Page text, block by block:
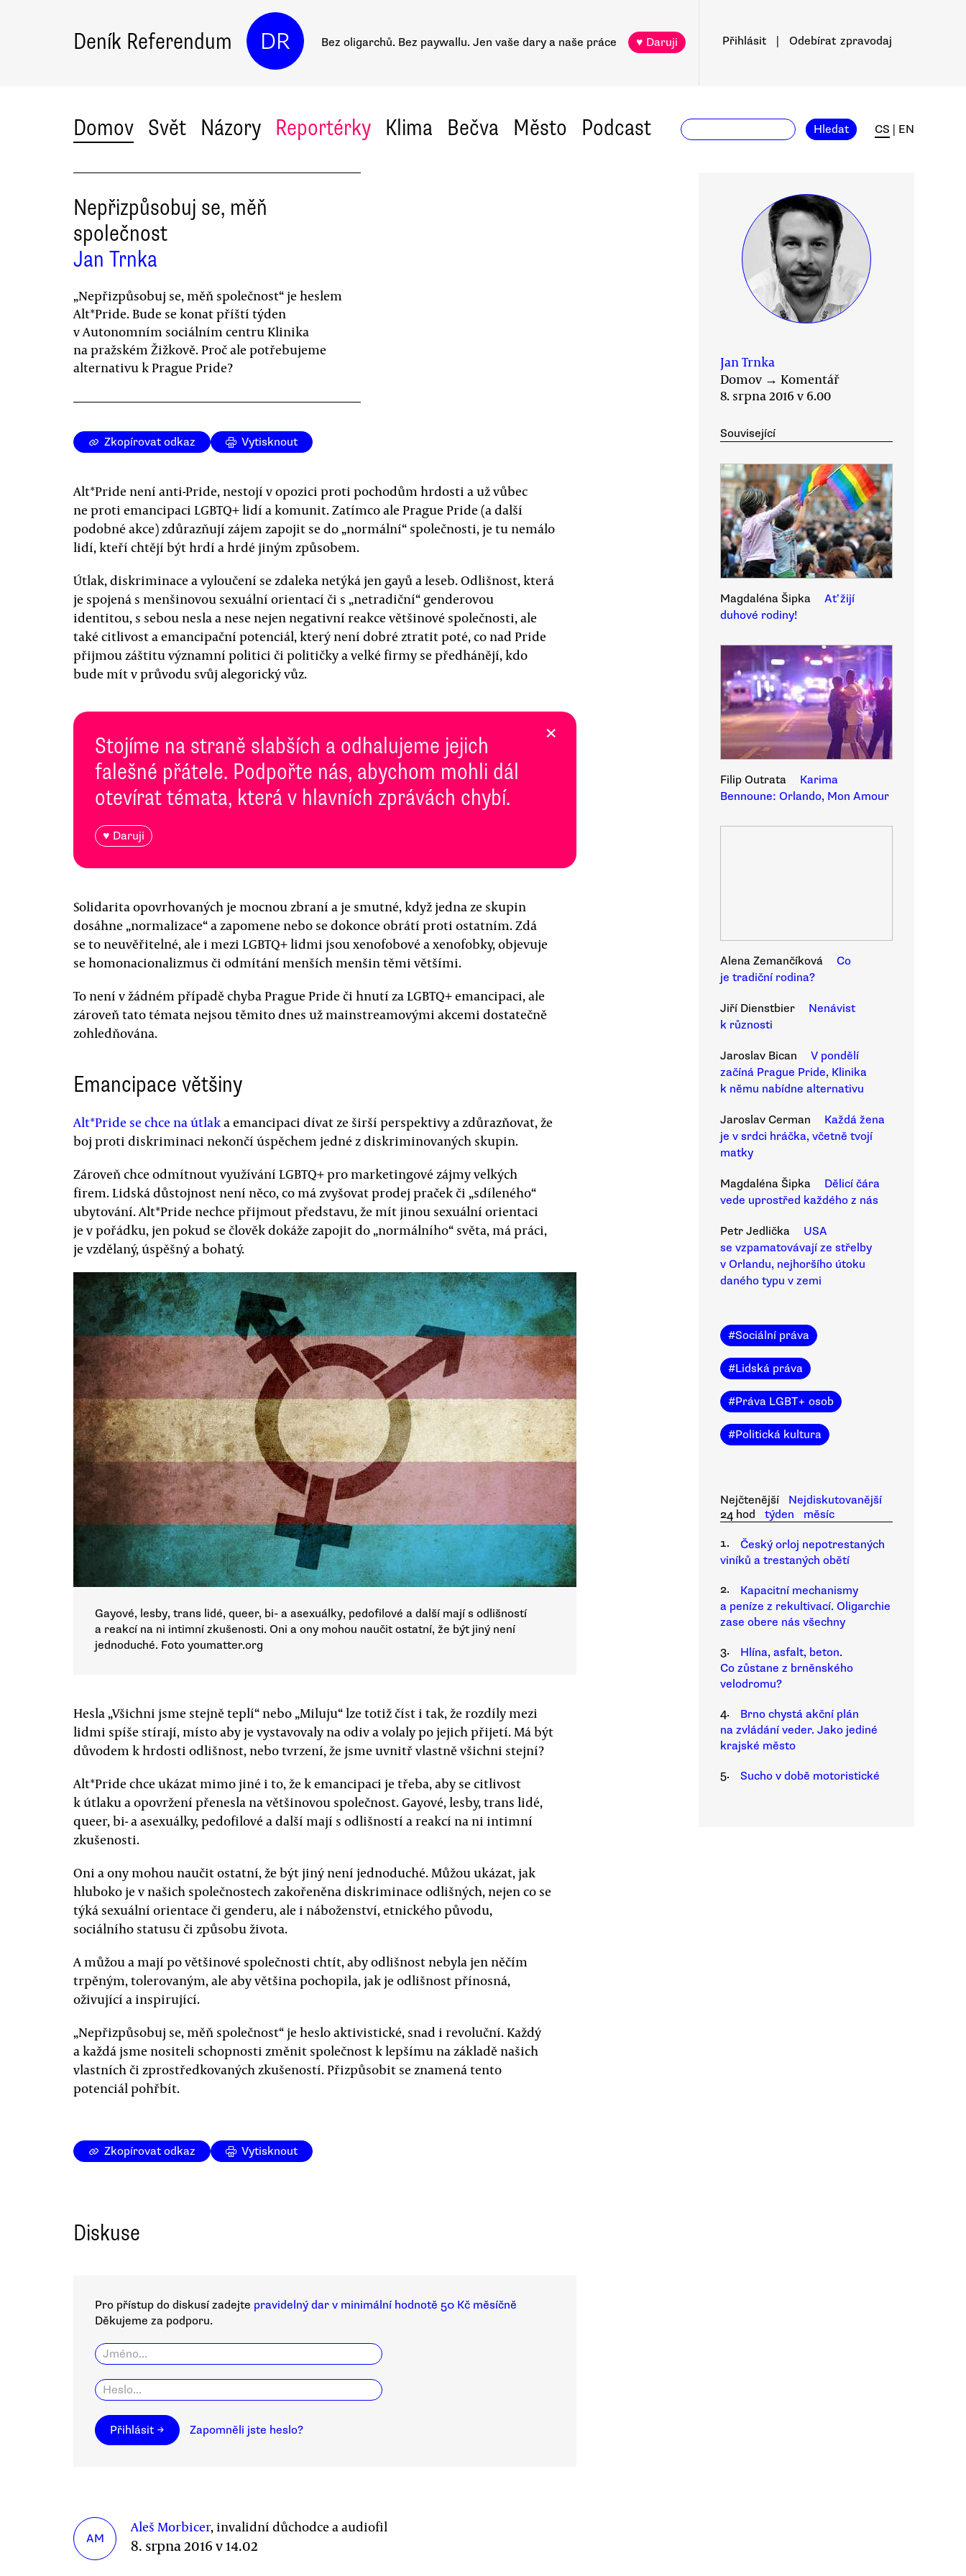
Deník Referendum DR Bez oligarchů. Bez paywallu. Jen vaše dary a naše práce ♥ Daruji Přihlásit Odebírat zpravodaj
Domov Svět Názory Reportérky Klima Bečva Město Podcast Hledat CS EN
Nepřizpůsobuj se, měň
společnost
Jan Trnka
„Nepřizpůsobuj se, měň společnost“ je heslem
Alt*Pride. Bude se konat příští týden
v Autonomním sociálním centru Klinika
na pražském Žižkově. Proč ale potřebujeme
alternativu k Prague Pride?
Zkopírovat odkaz Vytisknout
Alt*Pride není anti-Pride, nestojí v opozici proti pochodům hrdosti a už vůbec
ne proti emancipaci LGBTQ+ lidí a komunit. Zatímco ale Prague Pride (a další
podobné akce) zdůrazňují zájem zapojit se do „normální“ společnosti, je tu nemálo
lidí, kteří chtějí být hrdí a hrdé jiným způsobem.
Útlak, diskriminace a vyloučení se zdaleka netýká jen gayů a leseb. Odlišnost, která
je spojená s menšinovou sexuální orientací či s „netradiční“ genderovou
identitou, s sebou nesla a nese nejen negativní reakce většinové společnosti, ale
také citlivost a emancipační potenciál, který není dobré ztratit poté, co nad Pride
přijmou záštitu významní politici či političky a velké firmy se předhánějí, kdo
bude mít v průvodu svůj alegorický vůz.
Stojíme na straně slabších a odhalujeme jejich
falešné přátele. Podpořte nás, abychom mohli dál
otevírat témata, která v hlavních zprávách chybí.
♥ Daruji
×
Solidarita opovrhovaných je mocnou zbraní a je smutné, když jedna ze skupin
dosáhne „normalizace“ a zapomene nebo se dokonce obrátí proti ostatním. Zdá
se to neuvěřitelné, ale i mezi LGBTQ+ lidmi jsou xenofobové a xenofobky, objevuje
se homonacionalizmus či odmítání menších menšin těmi většími.
To není v žádném případě chyba Prague Pride či hnutí za LGBTQ+ emancipaci, ale
zároveň tato témata nejsou těmito dnes už mainstreamovými akcemi dostatečně
zohledňována.
Emancipace většiny
Alt*Pride se chce na útlaka emancipaci dívat ze širší perspektivy a zdůrazňovat, že
boj proti diskriminaci nekončí úspěchem jedné z diskriminovaných skupin.
Zároveň chce odmítnout využívání LGBTQ+ pro marketingové zájmy velkých
firem. Lidská důstojnost není něco, co má zvyšovat prodej praček či „sdíleného“
ubytování. Alt*Pride nechce přijmout představu, že mít jinou sexuální orientaci
je v pořádku, jen pokud se člověk dokáže zapojit do „normálního“ světa, má práci,
je vzdělaný, úspěšný a bohatý.
Gayové, lesby, trans lidé, queer, bi- a asexuálky, pedofilové a další mají s odlišností
a reakcí na ni intimní zkušenosti. Oni a ony mohou naučit ostatní, že být jiný není
jednoduché. Foto youmatter.org
Hesla „Všichni jsme stejně teplí“ nebo „Miluju“ lze totiž číst i tak, že rozdíly mezi
lidmi spíše stírají, místo aby je vystavovaly na odiv a volaly po jejich přijetí. Má být
důvodem k hrdosti odlišnost, nebo tvrzení, že jsme uvnitř vlastně všichni stejní?
Alt*Pride chce ukázat mimo jiné i to, že k emancipaci je třeba, aby se citlivost
k útlaku a opovržení přenesla na většinovou společnost. Gayové, lesby, trans lidé,
queer, bi- a asexuálky, pedofilové a další mají s odlišností a reakcí na ni intimní
zkušenosti.
Oni a ony mohou naučit ostatní, že být jiný není jednoduché. Můžou ukázat, jak
hluboko je v našich společnostech zakořeněna diskriminace odlišných, nejen co se
týká sexuální orientace či genderu, ale i náboženství, etnického původu,
sociálního statusu či způsobu života.
A můžou a mají po většinové společnosti chtít, aby odlišnost nebyla jen něčím
trpěným, tolerovaným, ale aby většina pochopila, jak je odlišnost přínosná,
oživující a inspirující.
„Nepřizpůsobuj se, měň společnost“ je heslo aktivistické, snad i revoluční. Každý
a každá jsme nositeli schopnosti změnit společnost k lepšímu na základě našich
vlastních či zprostředkovaných zkušeností. Přizpůsobit se znamená tento
potenciál pohřbít.
Jan Trnka
Domov → Komentář
8. srpna 2016 v 6.00
Související
Magdaléna Šipka
Ať žijí
duhové rodiny!
Filip Outrata
Karima
Bennoune: Orlando, Mon Amour
Alena Zemančíková
Co
je tradiční rodina?
Jiří Dienstbier
Nenávist
k různosti
Jaroslav Bican
V pondělí
začíná Prague Pride, Klinika
k němu nabídne alternativu
Jaroslav Cerman
Každá žena
je v srdci hráčka, včetně tvojí
matky
Magdaléna Šipka
Dělicí čára
vede uprostřed každého z nás
Petr Jedlička
USA
se vzpamatovávají ze střelby
v Orlandu, nejhoršího útoku
daného typu v zemi
#Sociální práva
#Lidská práva
#Práva LGBT+ osob
#Politická kultura
Nejčtenější
Nejdiskutovanější
24 hod
týden
měsíc
1.
Český orloj nepotrestaných
viníků a trestaných obětí
2.
Kapacitní mechanismy
a peníze z rekultivací. Oligarchie
zase obere nás všechny
3.
Hlína, asfalt, beton.
Co zůstane z brněnského
velodromu?
4.
Brno chystá akční plán
na zvládání veder. Jako jediné
krajské město
5.
Sucho v době motoristické
Zkopírovat odkaz Vytisknout
Diskuse
Pro přístup do diskusí zadejte pravidelný dar v minimální hodnotě 50 Kč měsíčně
Děkujeme za podporu.
Přihlásit → Zapomněli jste heslo?
AM
Aleš Morbicer, invalidní důchodce a audiofil
8. srpna 2016 v 14.02